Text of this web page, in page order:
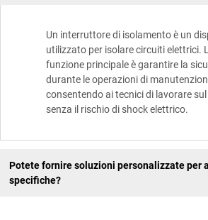
Un interruttore di isolamento è un
utilizzato per isolare circuiti elettrici.
funzione principale è garantire la
durante le operazioni di
consentendo ai tecnici di lavorare
senza il rischio di shock elettrico.
Potete fornire soluzioni personalizzate per
specifiche?